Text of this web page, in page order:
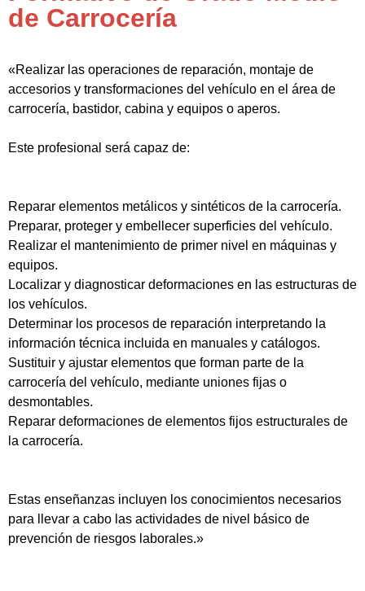
de Carrocería
«Realizar las operaciones de reparación, montaje de
accesorios y transformaciones del vehículo en el área de
carrocería, bastidor, cabina y equipos o aperos.
Este profesional será capaz de:
Reparar elementos metálicos y sintéticos de la carrocería.
Preparar, proteger y embellecer superficies del vehículo.
Realizar el mantenimiento de primer nivel en máquinas y
equipos.
Localizar y diagnosticar deformaciones en las estructuras de
los vehículos.
Determinar los procesos de reparación interpretando la
información técnica incluida en manuales y catálogos.
Sustituir y ajustar elementos que forman parte de la
carrocería del vehículo, mediante uniones fijas o
desmontables.
Reparar deformaciones de elementos fijos estructurales de
la carrocería.
Estas enseñanzas incluyen los conocimientos necesarios
para llevar a cabo las actividades de nivel básico de
prevención de riesgos laborales.»